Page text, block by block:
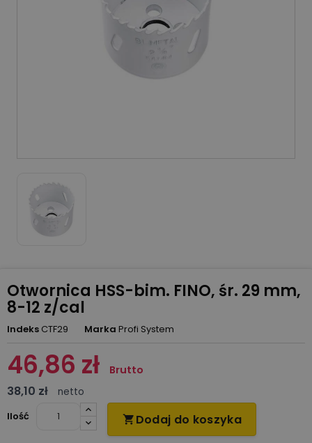
Otwornica HSS-bim. FINO, śr. 29 mm,
8-12 z/cal
Indeks CTF29 Marka Profi System
46,86 zł Brutto
38,10 zł
netto
Ilość
 Dodaj do koszyka